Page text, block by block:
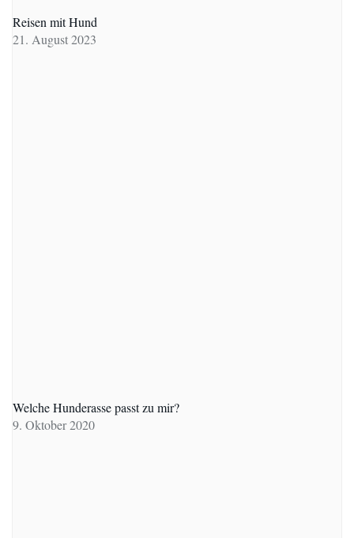
Reisen mit Hund
21. August 2023
Welche Hunderasse passt zu mir?
9. Oktober 2020